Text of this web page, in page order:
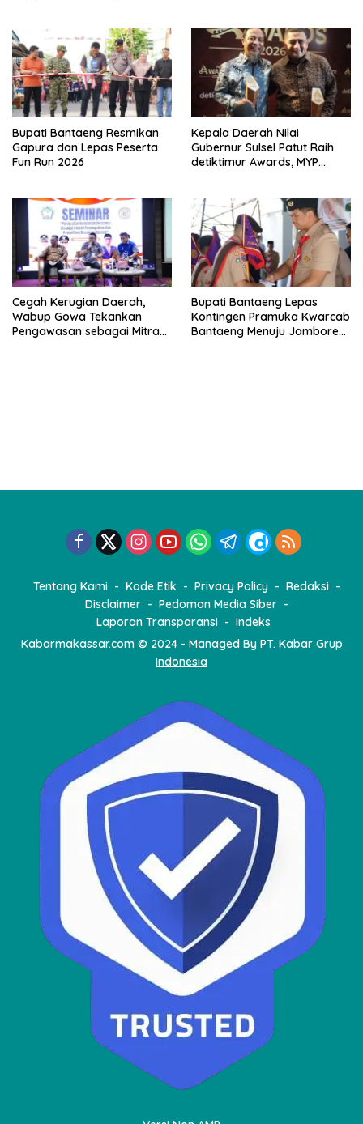
Bupati Bantaeng Resmikan
Gapura dan Lepas Peserta
Fun Run 2026
Kepala Daerah Nilai
Gubernur Sulsel Patut Raih
detiktimur Awards, MYP
Cegah Kerugian Daerah,
Wabup Gowa Tekankan
Pengawasan sebagai Mitra
Bupati Bantaeng Lepas
Kontingen Pramuka Kwarcab
Bantaeng Menuju Jambore
Tentang Kami Kode Etik Privacy Policy
Redaksi
Disclaimer
Pedoman Media Siber
Laporan Transparansi
Indeks
Kabarmakassar.com© 2024 - Managed By PT. Kabar Grup
Indonesia